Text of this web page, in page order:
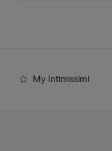
My Intimissimi